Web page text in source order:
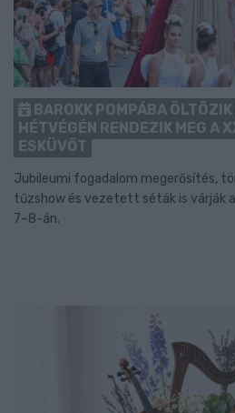
BAROKK POMPÁBA
HÉTVÉGÉN RENDEZIK MEG A
ESKÜVŐT
Jubileumi fogadalom megerősítés,
tűzshow és vezetett séták is várják
7–8-án.